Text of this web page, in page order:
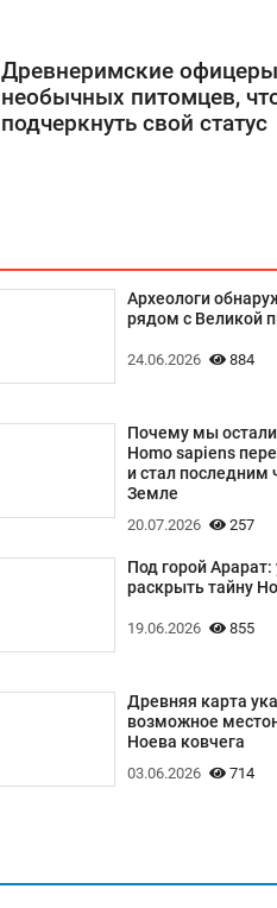
Древнеримские
необычных питомцев,
подчеркнуть свой статус
Археологи
рядом с Великой
24.06.2026 884
Почему мы
Homo sapiens
и стал последним
Земле
20.07.2026 257
Под горой Арарат:
раскрыть тайну
19.06.2026 855
Древняя карта
возможное
Ноева ковчега
03.06.2026 714